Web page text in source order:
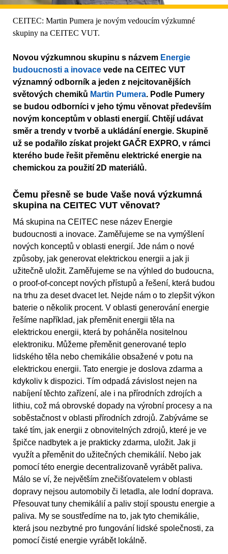
CEITEC: Martin Pumera je novým vedoucím výzkumné
skupiny na CEITEC VUT.
Novou výzkumnou skupinu s názvem Energie
budoucnosti a inovace vede na CEITEC VUT
významný odborník a jeden z nejcitovanějších
světových chemiků Martin Pumera. Podle Pumery
se budou odborníci v jeho týmu věnovat především
novým konceptům v oblasti energií. Chtějí udávat
směr a trendy v tvorbě a ukládání energie. Skupině
už se podařilo získat projekt GAČR EXPRO, v rámci
kterého bude řešit přeměnu elektrické energie na
chemickou za použití 2D materiálů.
Čemu přesně se bude Vaše nová výzkumná
skupina na CEITEC VUT věnovat?
Má skupina na CEITEC nese název Energie
budoucnosti a inovace. Zaměřujeme se na vymýšlení
nových konceptů v oblasti energií. Jde nám o nové
způsoby, jak generovat elektrickou energii a jak ji
užitečně uložit. Zaměřujeme se na výhled do budoucna,
o proof-of-concept nových přístupů a řešení, která budou
na trhu za deset dvacet let. Nejde nám o to zlepšit výkon
baterie o několik procent. V oblasti generování energie
řešíme například, jak přeměnit energii těla na
elektrickou energii, která by poháněla nositelnou
elektroniku. Můžeme přeměnit generované teplo
lidského těla nebo chemikálie obsažené v potu na
elektrickou energii. Tato energie je doslova zdarma a
kdykoliv k dispozici. Tím odpadá závislost nejen na
nabíjení těchto zařízení, ale i na přírodních zdrojích a
lithiu, což má obrovské dopady na výrobní procesy a na
soběstačnost v oblasti přírodních zdrojů. Zabýváme se
také tím, jak energii z obnovitelných zdrojů, které je ve
špičce nadbytek a je prakticky zdarma, uložit. Jak ji
využít a přeměnit do užitečných chemikálií. Nebo jak
pomocí této energie decentralizovaně vyrábět paliva.
Málo se ví, že největším znečišťovatelem v oblasti
dopravy nejsou automobily či letadla, ale lodní doprava.
Přesouvat tuny chemikálií a paliv stojí spoustu energie a
paliva. My se soustředíme na to, jak tyto chemikálie,
která jsou nezbytné pro fungování lidské společnosti, za
pomocí čisté energie vyrábět lokálně.